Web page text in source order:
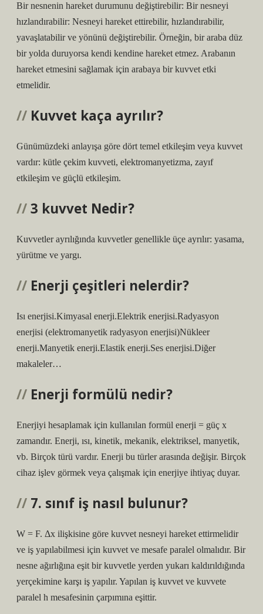
Bir nesnenin hareket durumunu değiştirebilir: Bir nesneyi
hızlandırabilir: Nesneyi hareket ettirebilir, hızlandırabilir,
yavaşlatabilir ve yönünü değiştirebilir. Örneğin, bir araba düz
bir yolda duruyorsa kendi kendine hareket etmez. Arabanın
hareket etmesini sağlamak için arabaya bir kuvvet etki
etmelidir.
Kuvvet kaça ayrılır?
Günümüzdeki anlayışa göre dört temel etkileşim veya kuvvet
vardır: kütle çekim kuvveti, elektromanyetizma, zayıf
etkileşim ve güçlü etkileşim.
3 kuvvet Nedir?
Kuvvetler ayrılığında kuvvetler genellikle üçe ayrılır: yasama,
yürütme ve yargı.
Enerji çeşitleri nelerdir?
Isı enerjisi.Kimyasal enerji.Elektrik enerjisi.Radyasyon
enerjisi (elektromanyetik radyasyon enerjisi)Nükleer
enerji.Manyetik enerji.Elastik enerji.Ses enerjisi.Diğer
makaleler…
Enerji formülü nedir?
Enerjiyi hesaplamak için kullanılan formül enerji = güç x
zamandır. Enerji, ısı, kinetik, mekanik, elektriksel, manyetik,
vb. Birçok türü vardır. Enerji bu türler arasında değişir. Birçok
cihaz işlev görmek veya çalışmak için enerjiye ihtiyaç duyar.
7. sınıf iş nasıl bulunur?
W = F. Δx ilişkisine göre kuvvet nesneyi hareket ettirmelidir
ve iş yapılabilmesi için kuvvet ve mesafe paralel olmalıdır. Bir
nesne ağırlığına eşit bir kuvvetle yerden yukarı kaldırıldığında
yerçekimine karşı iş yapılır. Yapılan iş kuvvet ve kuvvete
paralel h mesafesinin çarpımına eşittir.